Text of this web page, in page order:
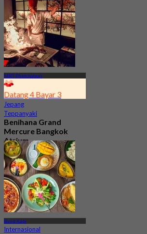
MRT Phetchaburi
Datang 4 Bayar 3
Jepang
Teppanyaki
Benihana Grand
Mercure Bangkok
Atrium
4.9
3.6K telah dipesan
Dari฿ 1,324.5
Bang Kapi
Internasional